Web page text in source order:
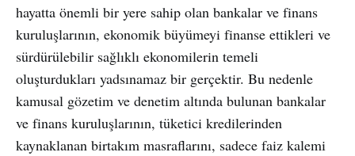
hayatta önemli bir yere sahip olan bankalar ve finans
kuruluşlarının, ekonomik büyümeyi finanse ettikleri ve
sürdürülebilir sağlıklı ekonomilerin temeli
oluşturdukları yadsınamaz bir gerçektir. Bu nedenle
kamusal gözetim ve denetim altında bulunan bankalar
ve finans kuruluşlarının, tüketici kredilerinden
kaynaklanan birtakım masraflarını, sadece faiz kalemi